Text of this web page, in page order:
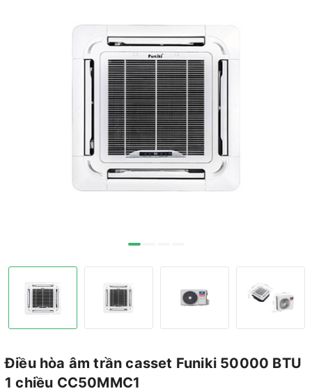
Điều hòa âm trần casset Funiki 50000 BTU
1 chiều CC50MMC1